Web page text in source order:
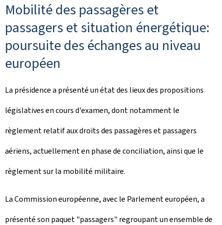
Mobilité des passagères et
passagers et situation énergétique:
poursuite des échanges au niveau
européen
La présidence a présenté un état des lieux des propositions
législatives en cours d'examen, dont notamment le
règlement relatif aux droits des passagères et passagers
aériens, actuellement en phase de conciliation, ainsi que le
règlement sur la mobilité militaire.
La Commission européenne, avec le Parlement européen, a
présenté son paquet "passagers" regroupant un ensemble de